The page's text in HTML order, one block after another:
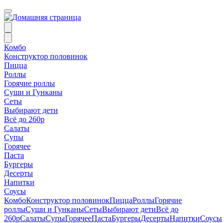
Комбо
Конструктор половинок
Пицца
Роллы
Горячие роллы
Суши и Гунканы
Сеты
Выбирают дети
Всё до 260р
Салаты
Супы
Горячее
Паста
Бургеры
Десерты
Напитки
Соусы
КомбоКонструктор половинокПиццаРоллыГорячие
роллыСуши и ГунканыСетыВыбирают детиВсё до
260рСалатыСупыГорячееПастаБургерыДесертыНапиткиСоусы